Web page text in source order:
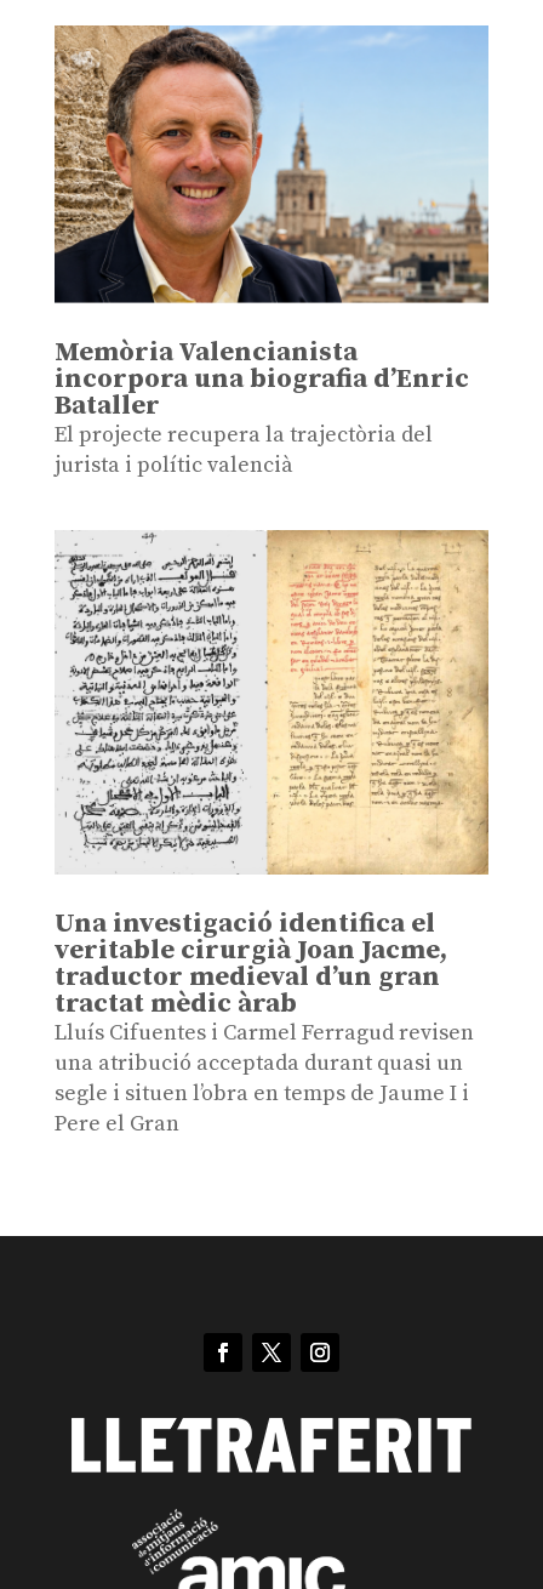
Memòria Valencianista
incorpora una biografia d’Enric
Bataller
El projecte recupera la trajectòria del
jurista i polític valencià
Una investigació identifica el
veritable cirurgià Joan Jacme,
traductor medieval d’un gran
tractat mèdic àrab
Lluís Cifuentes i Carmel Ferragud revisen
una atribució acceptada durant quasi un
segle i situen l’obra en temps de Jaume I i
Pere el Gran